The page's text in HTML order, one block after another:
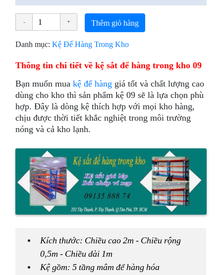
Thêm giỏ hàng
Danh mục:Kệ Để Hàng Trong Kho
Thông tin chi tiết về kệ sắt để hàng trong kho 09
Bạn muốn muakệ để hàng giá tốt và chất lượng cao
dùng cho kho thì sản phẩm kệ 09 sẽ là lựa chọn phù
hợp. Đây là dòng kệ thích hợp với mọi kho hàng,
chịu được thời tiết khắc nghiệt trong môi trường
nóng và cả kho lạnh.
Kích thước: Chiều cao 2m - Chiều rộng
0,5m - Chiều dài 1m
Kệ gồm: 5 tầng mâm để hàng hóa